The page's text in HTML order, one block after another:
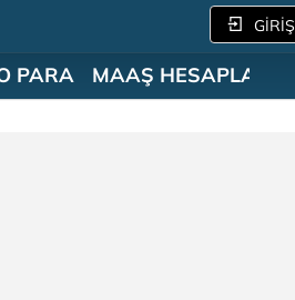
GİRİŞ
PARA MAAŞ HESAPLAMA